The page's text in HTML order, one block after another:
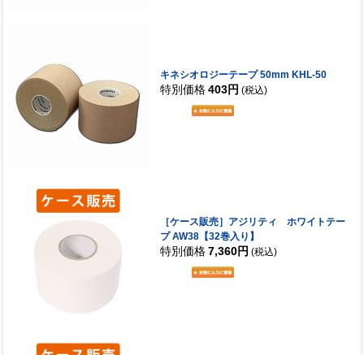
キネシオロジーテープ 50mm KHL-50
特別価格 403円 (税込)
［ケース販売］アジリティ ホワイトテー
プ AW38【32巻入り】
特別価格 7,360円 (税込)